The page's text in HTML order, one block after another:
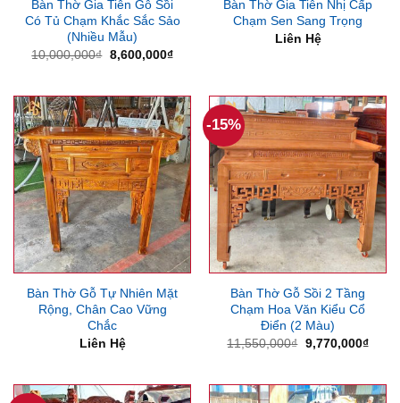
Bàn Thờ Gia Tiên Gỗ Sồi
Có Tủ Chạm Khắc Sắc Sảo
(Nhiều Mẫu)
10,000,000₫ Giá
gốc
8,600,000₫Giá
8,600,000₫.
Bàn Thờ Gia Tiên Nhị Cấp
Chạm Sen Sang Trọng
Liên Hệ
Bàn Thờ Gỗ Tự Nhiên Mặt
Rộng, Chân Cao Vững
Chắc
Liên Hệ
-15%
Bàn Thờ Gỗ Sồi 2 Tầng
Chạm Hoa Văn Kiểu Cổ
Điển (2 Màu)
11,550,000₫ Giá
9,770,000₫Giá